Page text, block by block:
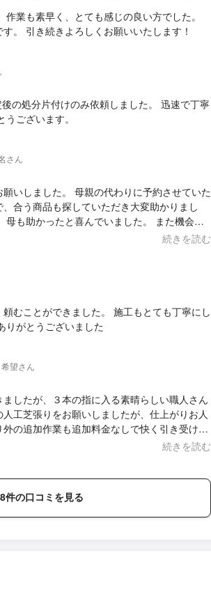
業も素早く、とても感じの良い方でした。
またなにかあればご依頼したいです。 引き続きよろしくお願いいたします！
の処分片付けのみ依頼しました。 迅速で丁寧
ございます。
さん
いしました。 母親の代わりに予約させていた
合う商品も探していただき大変助かりまし
母も助かったと喜んでいました。 また機会が
続きを読む
むことができました。 施工もとても丁寧にし
りがとうございました
望さん
したが、３本の指に入る素晴らしい職人さん
工芝張りをお願いしましたが、仕上がりお人
の追加作業も追加料金なしで快く引き受けて
、仕事振りが本当に気持ち良いです。また次回
続きを読む
件の口コミを見る